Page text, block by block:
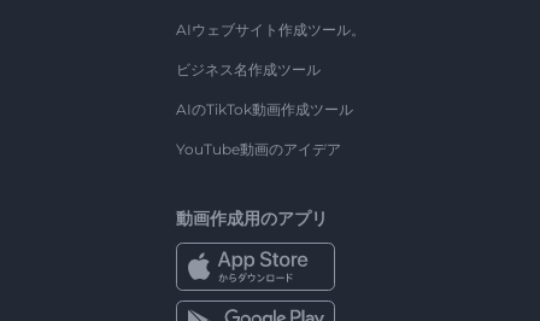
AIウェブサイト作成ツール。
ビジネス名作成ツール
AIのTikTok動画作成ツール
YouTube動画のアイデア
動画作成用のアプリ